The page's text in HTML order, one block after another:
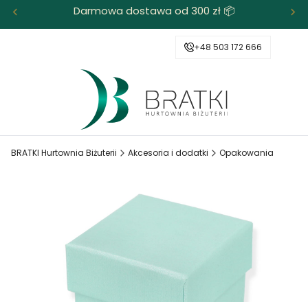
Darmowa dostawa od 300 zł 📦
+48 503 172 666
BRATKI Hurtownia Biżuterii Akcesoria i dodatki Opakowania